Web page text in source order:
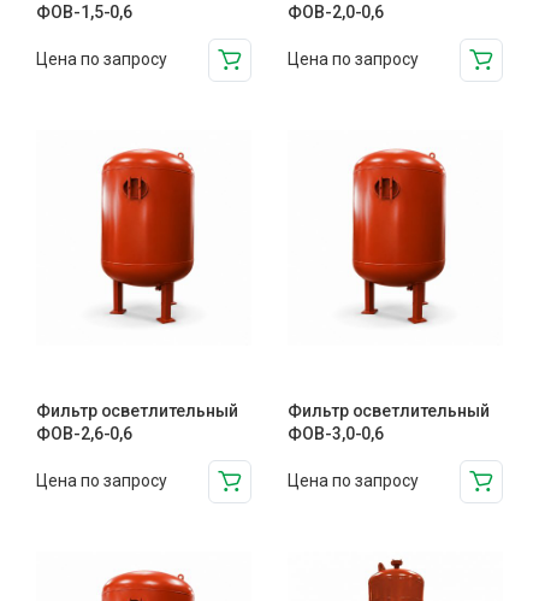
ФОВ-1,5-0,6
Цена по запросу
ФОВ-2,0-0,6
Цена по запросу
Фильтр осветлительный
ФОВ-2,6-0,6
Цена по запросу
Фильтр осветлительный
ФОВ-3,0-0,6
Цена по запросу